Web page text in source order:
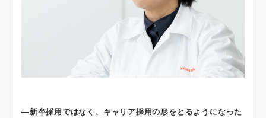
―新卒採用ではなく、キャリア採用の形をとるようになった